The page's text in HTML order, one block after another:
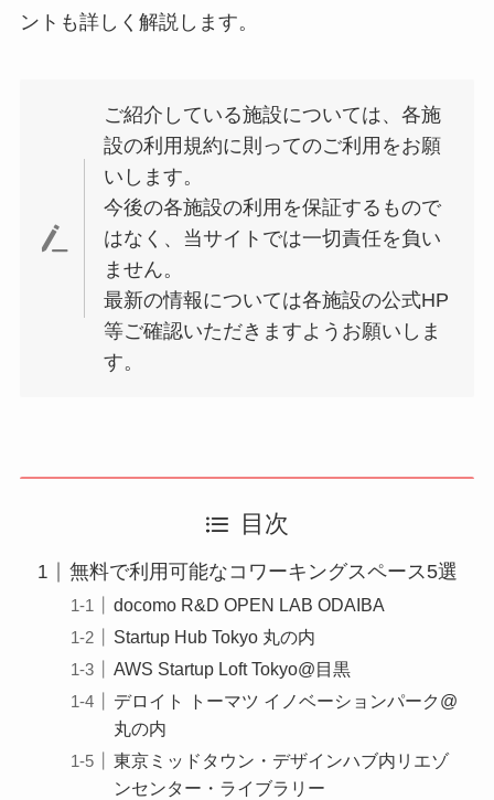
ントも詳しく解説します。
ご紹介している施設については、各施
設の利用規約に則ってのご利用をお願
いします。
今後の各施設の利用を保証するもので
はなく、当サイトでは一切責任を負い
ません。
最新の情報については各施設の公式HP
等ご確認いただきますようお願いしま
す。
目次
無料で利用可能なコワーキングスペース5選
docomo R&D OPEN LAB ODAIBA
Startup Hub Tokyo 丸の内
AWS Startup Loft Tokyo@目黒
デロイト トーマツ イノベーションパーク@
丸の内
東京ミッドタウン・デザインハブ内リエゾ
ンセンター・ライブラリー